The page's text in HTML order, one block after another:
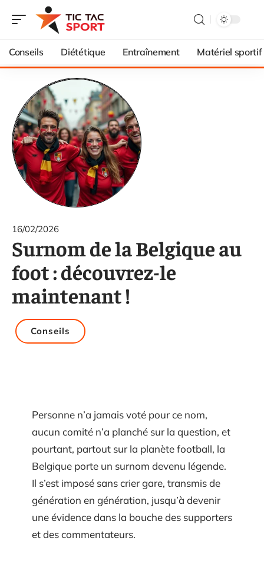
Conseils Diététique Entraînement Matériel sportif
16/02/2026
Surnom de la Belgique au
foot : découvrez-le
maintenant !
Conseils
Personne n’a jamais voté pour ce nom,
aucun comité n’a planché sur la question, et
pourtant, partout sur la planète football, la
Belgique porte un surnom devenu légende.
Il s’est imposé sans crier gare, transmis de
génération en génération, jusqu’à devenir
une évidence dans la bouche des supporters
et des commentateurs.